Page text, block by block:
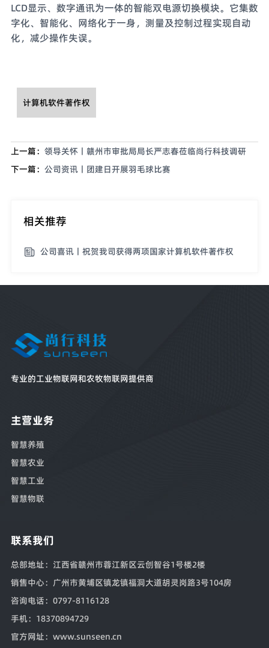
LCD显示、数字通讯为一体的智能双电源切换模块。它集数
字化、智能化、网络化于一身，测量及控制过程实现自动
化，减少操作失误。
计算机软件著作权
上一篇： 领导关怀丨赣州市审批局局长严志春莅临尚行科技调研
下一篇： 公司资讯丨团建日开展羽毛球比赛
相关推荐
公司喜讯丨祝贺我司获得两项国家计算机软件著作权
专业的工业物联网和农牧物联网提供商
主营业务
智慧养殖
智慧农业
智慧工业
智慧物联
联系我们
总部地址：江西省赣州市蓉江新区云创智谷1号楼2楼
销售中心：广州市黄埔区镇龙镇福洞大道胡灵岗路3号104房
咨询电话：0797-8116128
手机：18370894729
官方网址：www.sunseen.cn